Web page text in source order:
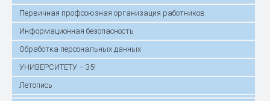
Первичная профсоюзная организация работников
Информационная безопасность
Обработка персональных данных
УНИВЕРСИТЕТУ – 35!
Летопись